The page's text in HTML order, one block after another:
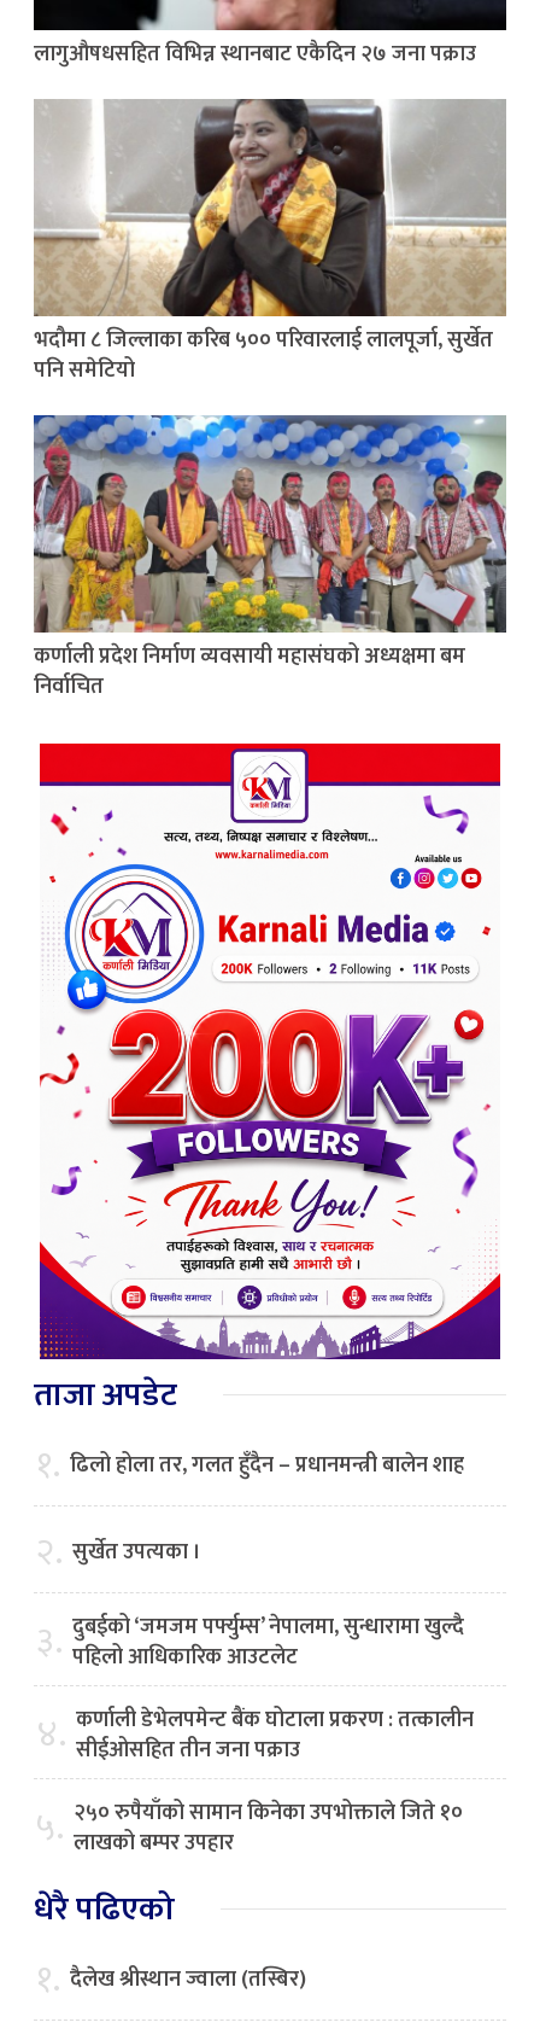
लागुऔषधसहित विभिन्न स्थानबाट एकैदिन २७ जना पक्राउ
भदौमा ८ जिल्लाका करिब ५०० परिवारलाई लालपूर्जा, सुर्खेत
पनि समेटियो
कर्णाली प्रदेश निर्माण व्यवसायी महासंघको अध्यक्षमा बम
निर्वाचित
ताजा अपडेट
१. ढिलो होला तर, गलत हुँदैन – प्रधानमन्त्री बालेन शाह
२. सुर्खेत उपत्यका ।
३. दुबईको ‘जमजम पर्फ्युम्स’ नेपालमा, सुन्धारामा खुल्दै
पहिलो आधिकारिक आउटलेट
४. कर्णाली डेभेलपमेन्ट बैंक घोटाला प्रकरण : तत्कालीन
सीईओसहित तीन जना पक्राउ
५. २५० रुपैयाँको सामान किनेका उपभोक्ताले जिते १०
लाखको बम्पर उपहार
धेरै पढिएको
१. दैलेख श्रीस्थान ज्वाला (तस्बिर)